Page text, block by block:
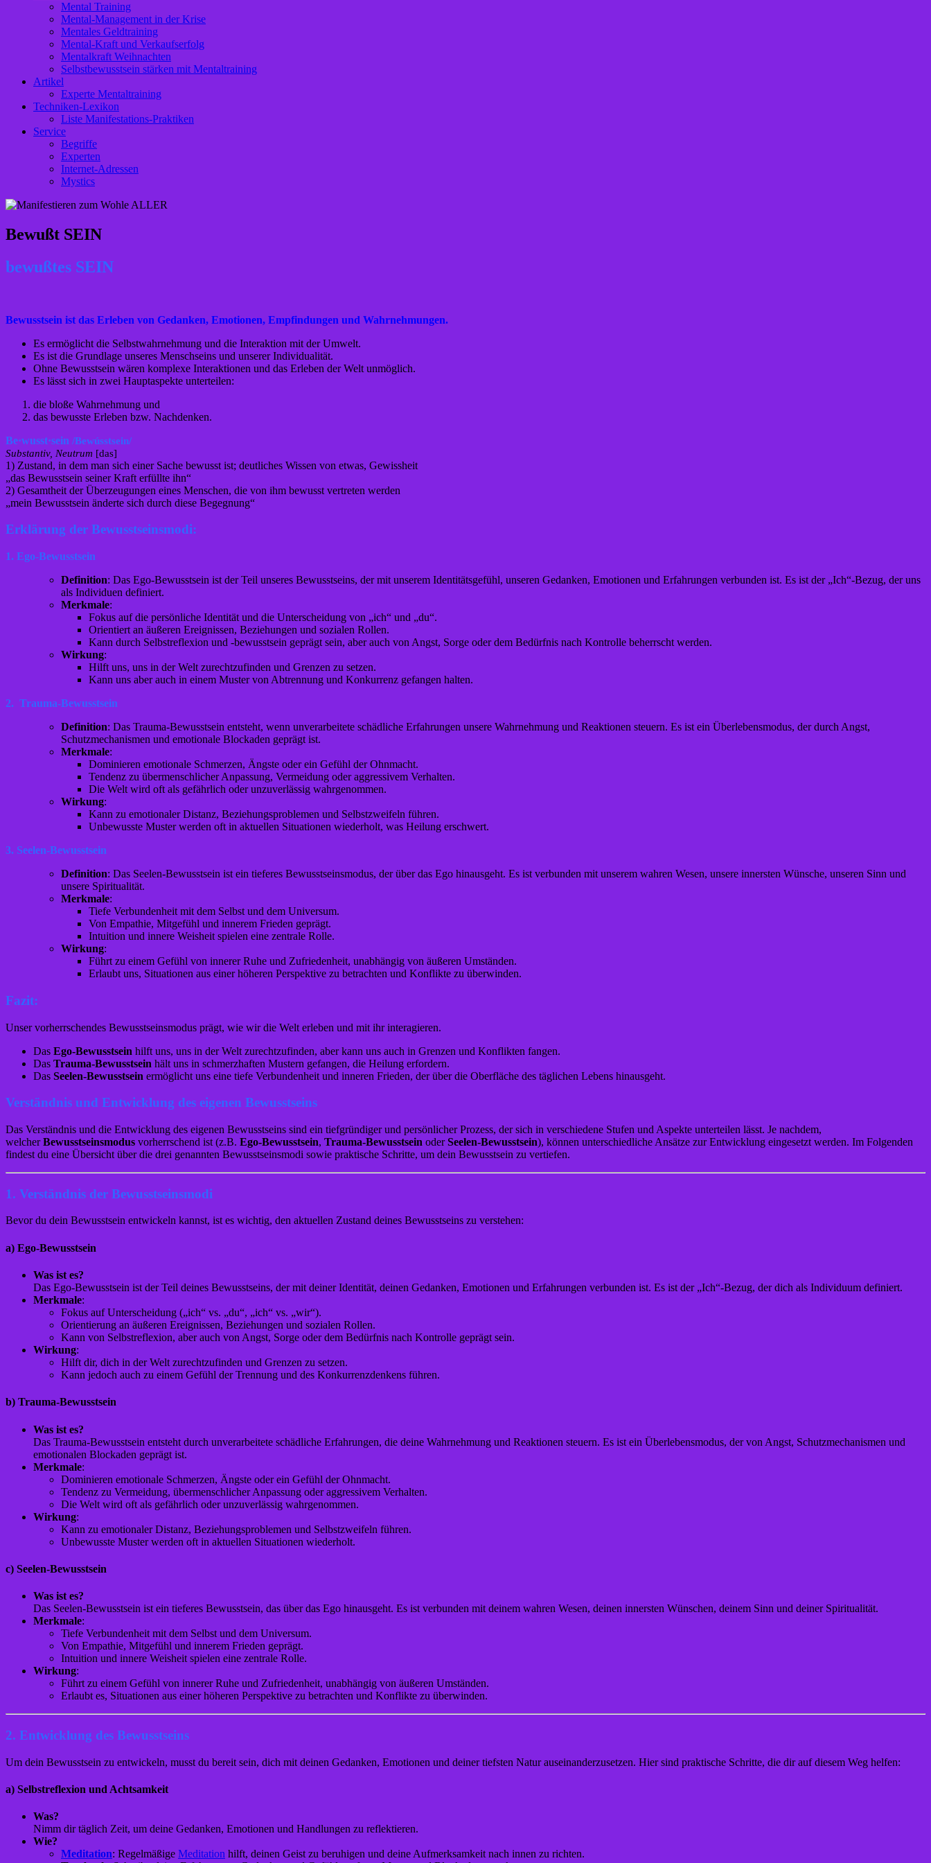
Mental Training
Mental-Management in der Krise
Mentales Geldtraining
Mental-Kraft und Verkaufserfolg
Mentalkraft Weihnachten
Selbstbewusstsein stärken mit Mentaltraining
Artikel
Experte Mentaltraining
Techniken-Lexikon
Liste Manifestations-Praktiken
Service
Begriffe
Experten
Internet-Adressen
Mystics
Bewußt SEIN
bewußtes SEIN
Bewusstsein ist das Erleben von Gedanken, Emotionen, Empfindungen und Wahrnehmungen.
Es ermöglicht die Selbstwahrnehmung und die Interaktion mit der Umwelt.
Es ist die Grundlage unseres Menschseins und unserer Individualität.
Ohne Bewusstsein wären komplexe Interaktionen und das Erleben der Welt unmöglich.
Es lässt sich in zwei Hauptaspekte unterteilen:
die bloße Wahrnehmung und
das bewusste Erleben bzw. Nachdenken.
Be·wusst·sein /Bewússtsein/
Substantiv, Neutrum [das]
1) Zustand, in dem man sich einer Sache bewusst ist; deutliches Wissen von etwas, Gewissheit
„das Bewusstsein seiner Kraft erfüllte ihn“
2) Gesamtheit der Überzeugungen eines Menschen, die von ihm bewusst vertreten werden
„mein Bewusstsein änderte sich durch diese Begegnung“
Erklärung der Bewusstseinsmodi:
1. Ego-Bewusstsein
Definition: Das Ego-Bewusstsein ist der Teil unseres Bewusstseins, der mit unserem Identitätsgefühl, unseren Gedanken, Emotionen und Erfahrungen verbunden ist. Es ist der „Ich“-Bezug, der uns
als Individuen definiert.
Merkmale:
Fokus auf die persönliche Identität und die Unterscheidung von „ich“ und „du“.
Orientiert an äußeren Ereignissen, Beziehungen und sozialen Rollen.
Kann durch Selbstreflexion und -bewusstsein geprägt sein, aber auch von Angst, Sorge oder dem Bedürfnis nach Kontrolle beherrscht werden.
Wirkung:
Hilft uns, uns in der Welt zurechtzufinden und Grenzen zu setzen.
Kann uns aber auch in einem Muster von Abtrennung und Konkurrenz gefangen halten.
2. Trauma-Bewusstsein
Definition: Das Trauma-Bewusstsein entsteht, wenn unverarbeitete schädliche Erfahrungen unsere Wahrnehmung und Reaktionen steuern. Es ist ein Überlebensmodus, der durch Angst,
Schutzmechanismen und emotionale Blockaden geprägt ist.
Merkmale:
Dominieren emotionale Schmerzen, Ängste oder ein Gefühl der Ohnmacht.
Tendenz zu übermenschlicher Anpassung, Vermeidung oder aggressivem Verhalten.
Die Welt wird oft als gefährlich oder unzuverlässig wahrgenommen.
Wirkung:
Kann zu emotionaler Distanz, Beziehungsproblemen und Selbstzweifeln führen.
Unbewusste Muster werden oft in aktuellen Situationen wiederholt, was Heilung erschwert.
3. Seelen-Bewusstsein
Definition: Das Seelen-Bewusstsein ist ein tieferes Bewusstseinsmodus, der über das Ego hinausgeht. Es ist verbunden mit unserem wahren Wesen, unsere innersten Wünsche, unseren Sinn und
unsere Spiritualität.
Merkmale:
Tiefe Verbundenheit mit dem Selbst und dem Universum.
Von Empathie, Mitgefühl und innerem Frieden geprägt.
Intuition und innere Weisheit spielen eine zentrale Rolle.
Wirkung:
Führt zu einem Gefühl von innerer Ruhe und Zufriedenheit, unabhängig von äußeren Umständen.
Erlaubt uns, Situationen aus einer höheren Perspektive zu betrachten und Konflikte zu überwinden.
Fazit:
Unser vorherrschendes Bewusstseinsmodus prägt, wie wir die Welt erleben und mit ihr interagieren.
Das Ego-Bewusstsein hilft uns, uns in der Welt zurechtzufinden, aber kann uns auch in Grenzen und Konflikten fangen.
Das Trauma-Bewusstsein hält uns in schmerzhaften Mustern gefangen, die Heilung erfordern.
Das Seelen-Bewusstsein ermöglicht uns eine tiefe Verbundenheit und inneren Frieden, der über die Oberfläche des täglichen Lebens hinausgeht.
Verständnis und Entwicklung des eigenen Bewusstseins
Das Verständnis und die Entwicklung des eigenen Bewusstseins sind ein tiefgründiger und persönlicher Prozess, der sich in verschiedene Stufen und Aspekte unterteilen lässt. Je nachdem,
welcherBewusstseinsmodus vorherrschend ist (z.B. Ego-Bewusstsein, Trauma-Bewusstsein oderSeelen-Bewusstsein), können unterschiedliche Ansätze zur Entwicklung eingesetzt werden. Im Folgenden
findest du eine Übersicht über die drei genannten Bewusstseinsmodi sowie praktische Schritte, um dein Bewusstsein zu vertiefen.
1. Verständnis der Bewusstseinsmodi
Bevor du dein Bewusstsein entwickeln kannst, ist es wichtig, den aktuellen Zustand deines Bewusstseins zu verstehen:
a) Ego-Bewusstsein
Was ist es?
Das Ego-Bewusstsein ist der Teil deines Bewusstseins, der mit deiner Identität, deinen Gedanken, Emotionen und Erfahrungen verbunden ist. Es ist der „Ich“-Bezug, der dich als Individuum definiert.
Merkmale:
Fokus auf Unterscheidung („ich“ vs. „du“, „ich“ vs. „wir“).
Orientierung an äußeren Ereignissen, Beziehungen und sozialen Rollen.
Kann von Selbstreflexion, aber auch von Angst, Sorge oder dem Bedürfnis nach Kontrolle geprägt sein.
Wirkung:
Hilft dir, dich in der Welt zurechtzufinden und Grenzen zu setzen.
Kann jedoch auch zu einem Gefühl der Trennung und des Konkurrenzdenkens führen.
b) Trauma-Bewusstsein
Was ist es?
Das Trauma-Bewusstsein entsteht durch unverarbeitete schädliche Erfahrungen, die deine Wahrnehmung und Reaktionen steuern. Es ist ein Überlebensmodus, der von Angst, Schutzmechanismen und
emotionalen Blockaden geprägt ist.
Merkmale:
Dominieren emotionale Schmerzen, Ängste oder ein Gefühl der Ohnmacht.
Tendenz zu Vermeidung, übermenschlicher Anpassung oder aggressivem Verhalten.
Die Welt wird oft als gefährlich oder unzuverlässig wahrgenommen.
Wirkung:
Kann zu emotionaler Distanz, Beziehungsproblemen und Selbstzweifeln führen.
Unbewusste Muster werden oft in aktuellen Situationen wiederholt.
c) Seelen-Bewusstsein
Was ist es?
Das Seelen-Bewusstsein ist ein tieferes Bewusstsein, das über das Ego hinausgeht. Es ist verbunden mit deinem wahren Wesen, deinen innersten Wünschen, deinem Sinn und deiner Spiritualität.
Merkmale:
Tiefe Verbundenheit mit dem Selbst und dem Universum.
Von Empathie, Mitgefühl und innerem Frieden geprägt.
Intuition und innere Weisheit spielen eine zentrale Rolle.
Wirkung:
Führt zu einem Gefühl von innerer Ruhe und Zufriedenheit, unabhängig von äußeren Umständen.
Erlaubt es, Situationen aus einer höheren Perspektive zu betrachten und Konflikte zu überwinden.
2. Entwicklung des Bewusstseins
Um dein Bewusstsein zu entwickeln, musst du bereit sein, dich mit deinen Gedanken, Emotionen und deiner tiefsten Natur auseinanderzusetzen. Hier sind praktische Schritte, die dir auf diesem Weg helfen:
a) Selbstreflexion und Achtsamkeit
Was?
Nimm dir täglich Zeit, um deine Gedanken, Emotionen und Handlungen zu reflektieren.
Wie?
Meditation: Regelmäßige Meditation hilft, deinen Geist zu beruhigen und deine Aufmerksamkeit nach innen zu richten.